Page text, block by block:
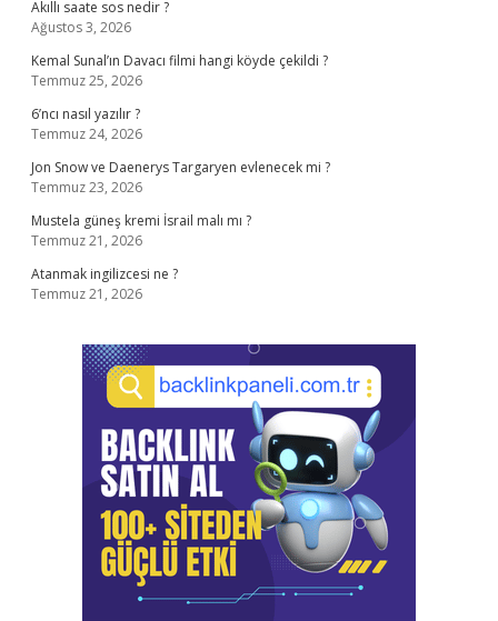
Akıllı saate sos nedir ?
Ağustos 3, 2026
Kemal Sunal’ın Davacı filmi hangi köyde çekildi ?
Temmuz 25, 2026
6’ncı nasıl yazılır ?
Temmuz 24, 2026
Jon Snow ve Daenerys Targaryen evlenecek mi ?
Temmuz 23, 2026
Mustela güneş kremi İsrail malı mı ?
Temmuz 21, 2026
Atanmak ingilizcesi ne ?
Temmuz 21, 2026